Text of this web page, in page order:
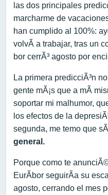
las dos principales
marcharme de
han cumplido al 100%:
volvÃ­ a trabajar, tras un
bor cerrÃ³ agosto por
La primera predicciÃ³n
gente mÃ¡s que a mÃ­
soportar mi malhumor,
los efectos de la
segunda, me temo que
general.
Porque como te
EurÃ­bor seguirÃ­a su
agosto, cerrando el mes